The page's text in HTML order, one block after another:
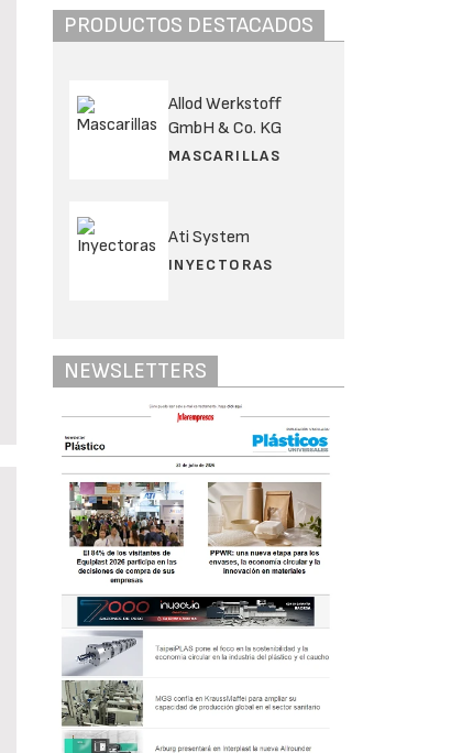
PRODUCTOS DESTACADOS
Allod Werkstoff
GmbH & Co. KG
MASCARILLAS
Ati System
INYECTORAS
NEWSLETTERS